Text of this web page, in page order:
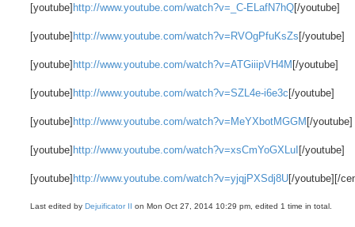
[youtube]http://www.youtube.com/watch?v=_C-ELafN7hQ[/youtube]
[youtube]http://www.youtube.com/watch?v=RVOgPfuKsZs[/youtube]
[youtube]http://www.youtube.com/watch?v=ATGiiipVH4M[/youtube]
[youtube]http://www.youtube.com/watch?v=SZL4e-i6e3c[/youtube]
[youtube]http://www.youtube.com/watch?v=MeYXbotMGGM[/youtube]
[youtube]http://www.youtube.com/watch?v=xsCmYoGXLuI[/youtube]
[youtube]http://www.youtube.com/watch?v=yjqjPXSdj8U[/youtube][/
Last edited by Dejuificator II on Mon Oct 27, 2014 10:29 pm, edited 1 time in total.